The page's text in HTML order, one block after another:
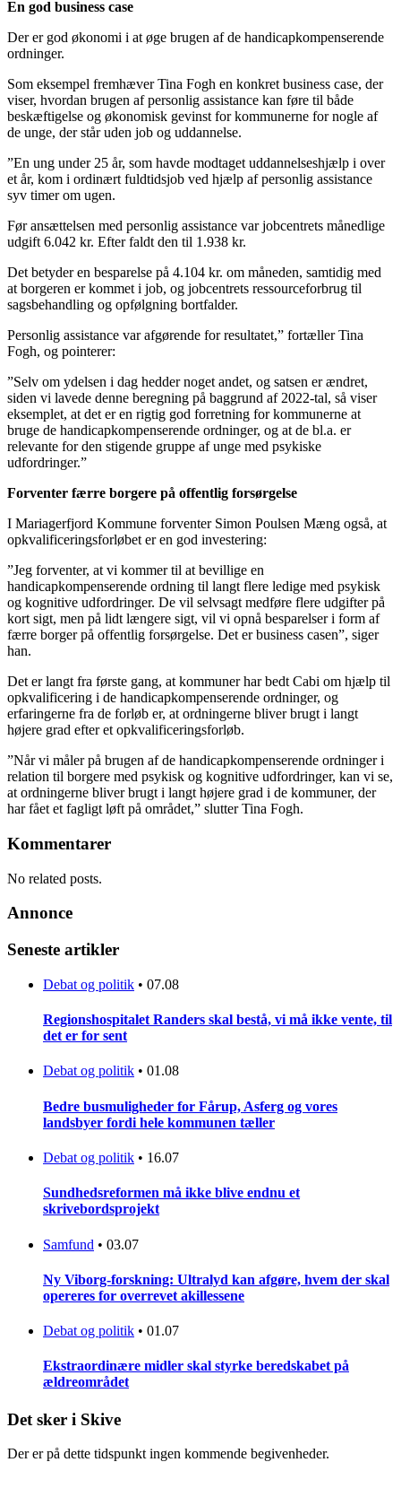
En god business case
Der er god økonomi i at øge brugen af de handicapkompenserende
ordninger.
Som eksempel fremhæver Tina Fogh en konkret business case, der
viser, hvordan brugen af personlig assistance kan føre til både
beskæftigelse og økonomisk gevinst for kommunerne for nogle af
de unge, der står uden job og uddannelse.
”En ung under 25 år, som havde modtaget uddannelseshjælp i over
et år, kom i ordinært fuldtidsjob ved hjælp af personlig assistance
syv timer om ugen.
Før ansættelsen med personlig assistance var jobcentrets månedlige
udgift 6.042 kr. Efter faldt den til 1.938 kr.
Det betyder en besparelse på 4.104 kr. om måneden, samtidig med
at borgeren er kommet i job, og jobcentrets ressourceforbrug til
sagsbehandling og opfølgning bortfalder.
Personlig assistance var afgørende for resultatet,” fortæller Tina
Fogh, og pointerer:
”Selv om ydelsen i dag hedder noget andet, og satsen er ændret,
siden vi lavede denne beregning på baggrund af 2022-tal, så viser
eksemplet, at det er en rigtig god forretning for kommunerne at
bruge de handicapkompenserende ordninger, og at de bl.a. er
relevante for den stigende gruppe af unge med psykiske
udfordringer.”
Forventer færre borgere på offentlig forsørgelse
I Mariagerfjord Kommune forventer Simon Poulsen Mæng også, at
opkvalificeringsforløbet er en god investering:
”Jeg forventer, at vi kommer til at bevillige en
handicapkompenserende ordning til langt flere ledige med psykisk
og kognitive udfordringer. De vil selvsagt medføre flere udgifter på
kort sigt, men på lidt længere sigt, vil vi opnå besparelser i form af
færre borger på offentlig forsørgelse. Det er business casen”, siger
han.
Det er langt fra første gang, at kommuner har bedt Cabi om hjælp til
opkvalificering i de handicapkompenserende ordninger, og
erfaringerne fra de forløb er, at ordningerne bliver brugt i langt
højere grad efter et opkvalificeringsforløb.
”Når vi måler på brugen af de handicapkompenserende ordninger i
relation til borgere med psykisk og kognitive udfordringer, kan vi se,
at ordningerne bliver brugt i langt højere grad i de kommuner, der
har fået et fagligt løft på området,” slutter Tina Fogh.
Kommentarer
No related posts.
Annonce
Seneste artikler
Debat og politik • 07.08
Regionshospitalet Randers skal bestå, vi må ikke vente, til
det er for sent
Debat og politik • 01.08
Bedre busmuligheder for Fårup, Asferg og vores
landsbyer fordi hele kommunen tæller
Debat og politik • 16.07
Sundhedsreformen må ikke blive endnu et
skrivebordsprojekt
Samfund • 03.07
Ny Viborg-forskning: Ultralyd kan afgøre, hvem der skal
opereres for overrevet akillessene
Debat og politik • 01.07
Ekstraordinære midler skal styrke beredskabet på
ældreområdet
Det sker i Skive
Der er på dette tidspunkt ingen kommende begivenheder.